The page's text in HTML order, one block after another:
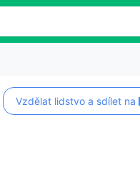
Vzdělat lidstvo a sdílet na